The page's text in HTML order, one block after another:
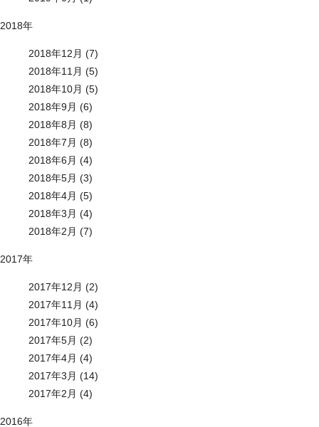
2018年
2018年12月 (7)
2018年11月 (5)
2018年10月 (5)
2018年9月 (6)
2018年8月 (8)
2018年7月 (8)
2018年6月 (4)
2018年5月 (3)
2018年4月 (5)
2018年3月 (4)
2018年2月 (7)
2017年
2017年12月 (2)
2017年11月 (4)
2017年10月 (6)
2017年5月 (2)
2017年4月 (4)
2017年3月 (14)
2017年2月 (4)
2016年